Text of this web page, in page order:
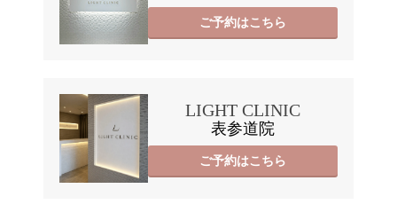
ご予約はこちら
LIGHT CLINIC
表参道院
ご予約はこちら